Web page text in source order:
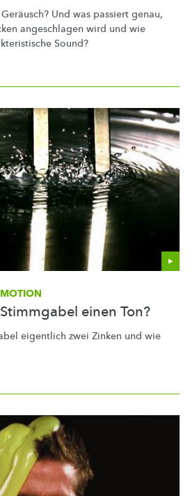
Und was passiert genau,
angeschlagen wird und wie
Sound?
einen Ton?
eigentlich zwei Zinken und wie